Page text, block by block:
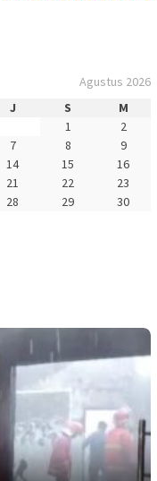
Agustus 2026
J S
M
1
2
7 8
9
14 15
16
21 22
23
28 29
30